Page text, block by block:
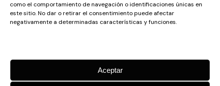
como el comportamiento de navegación o identificaciones únicas en
este sitio. No dar o retirar el consentimiento puede afectar
negativamente a determinadas características y funciones.
Aceptar
Camino a Balnearios de Sousas
32600, Verín, Ourense